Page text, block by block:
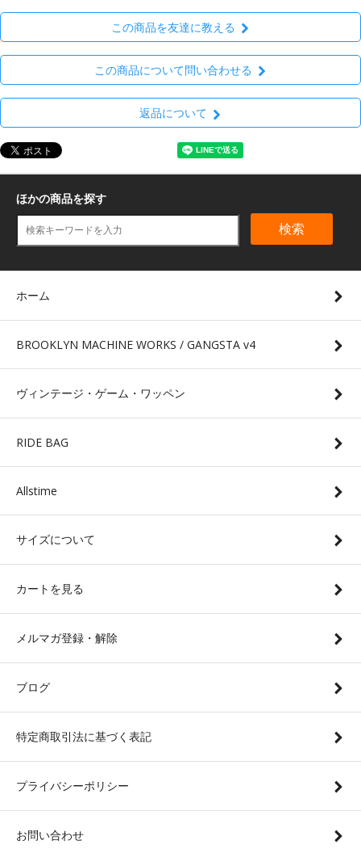
この商品を友達に教える
この商品について問い合わせる
返品について
ほかの商品を探す
検索
ホーム
BROOKLYN MACHINE WORKS / GANGSTA v4
ヴィンテージ・ゲーム・ワッペン
RIDE BAG
Allstime
サイズについて
カートを見る
メルマガ登録・解除
ブログ
特定商取引法に基づく表記
プライバシーポリシー
お問い合わせ